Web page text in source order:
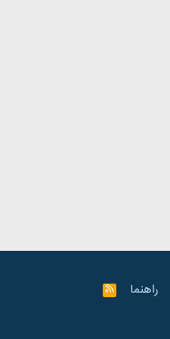
راهنما
R
S